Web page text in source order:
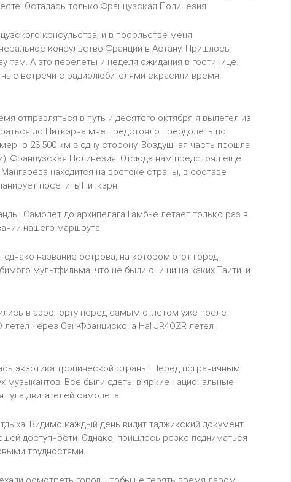
Осталась только Французская Полинезия.
консульства, и в посольстве меня
консульство Франции в Астану. Пришлось
там. А это перелеты и неделя ожидания в гостинице.
встречи с радиолюбителями скрасили время
отправляться в путь и десятого октября я вылетел из
до Питкэрна мне предстояло преодолеть по
23,500 км в одну сторону. Воздушная часть прошла
Французская Полинезия. Отсюда нам предстоял еще
находится на востоке страны, в составе
посетить Питкэрн.
Самолет до архипелага Гамбье летает только раз в
нашего маршрута.
название острова, на котором этот город
мультфильма, что не были они ни на каких Таити, и
в аэропорту перед самым отлетом уже после
через Сан-Франциско, а Hal JR4OZR летел
экзотика тропической страны. Перед пограничным
музыкантов. Все были одеты в яркие национальные
двигателей самолета.
Видимо каждый день видит таджикский документ.
доступности. Однако, пришлось резко подниматься
трудностями.